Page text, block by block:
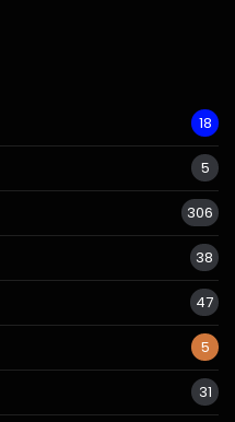
18
5
306
38
47
5
31